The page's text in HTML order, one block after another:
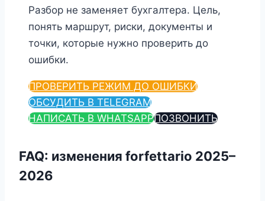
Разбор не заменяет бухгалтера. Цель,
понять маршрут, риски, документы и
точки, которые нужно проверить до
ошибки.
ПРОВЕРИТЬ РЕЖИМ ДО ОШИБКИ
ОБСУДИТЬ В TELEGRAM
НАПИСАТЬ В WHATSAPPПОЗВОНИТЬ
FAQ: изменения forfettario 2025–
2026